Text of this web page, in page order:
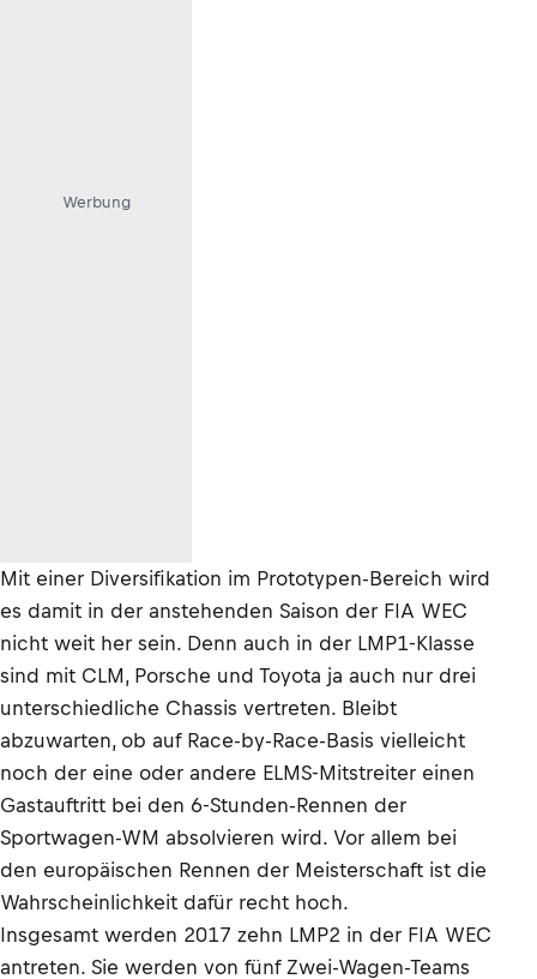
Werbung
Mit einer Diversifikation im Prototypen-Bereich wird
es damit in der anstehenden Saison der FIA WEC
nicht weit her sein. Denn auch in der LMP1-Klasse
sind mit CLM, Porsche und Toyota ja auch nur drei
unterschiedliche Chassis vertreten. Bleibt
abzuwarten, ob auf Race-by-Race-Basis vielleicht
noch der eine oder andere ELMS-Mitstreiter einen
Gastauftritt bei den 6-Stunden-Rennen der
Sportwagen-WM absolvieren wird. Vor allem bei
den europäischen Rennen der Meisterschaft ist die
Wahrscheinlichkeit dafür recht hoch.
Insgesamt werden 2017 zehn LMP2 in der FIA WEC
antreten. Sie werden von fünf Zwei-Wagen-Teams